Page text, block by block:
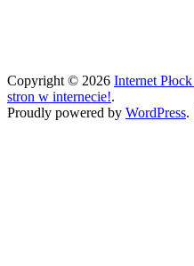
Copyright © 2026 Internet
stron w internecie!.
Proudly powered by WordPress.